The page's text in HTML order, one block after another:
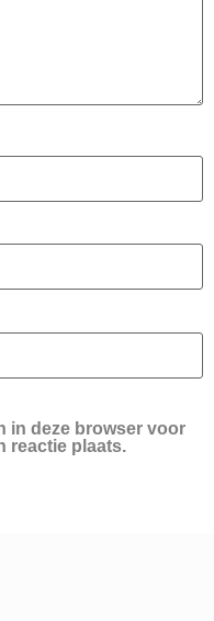
in deze browser voor
reactie plaats.